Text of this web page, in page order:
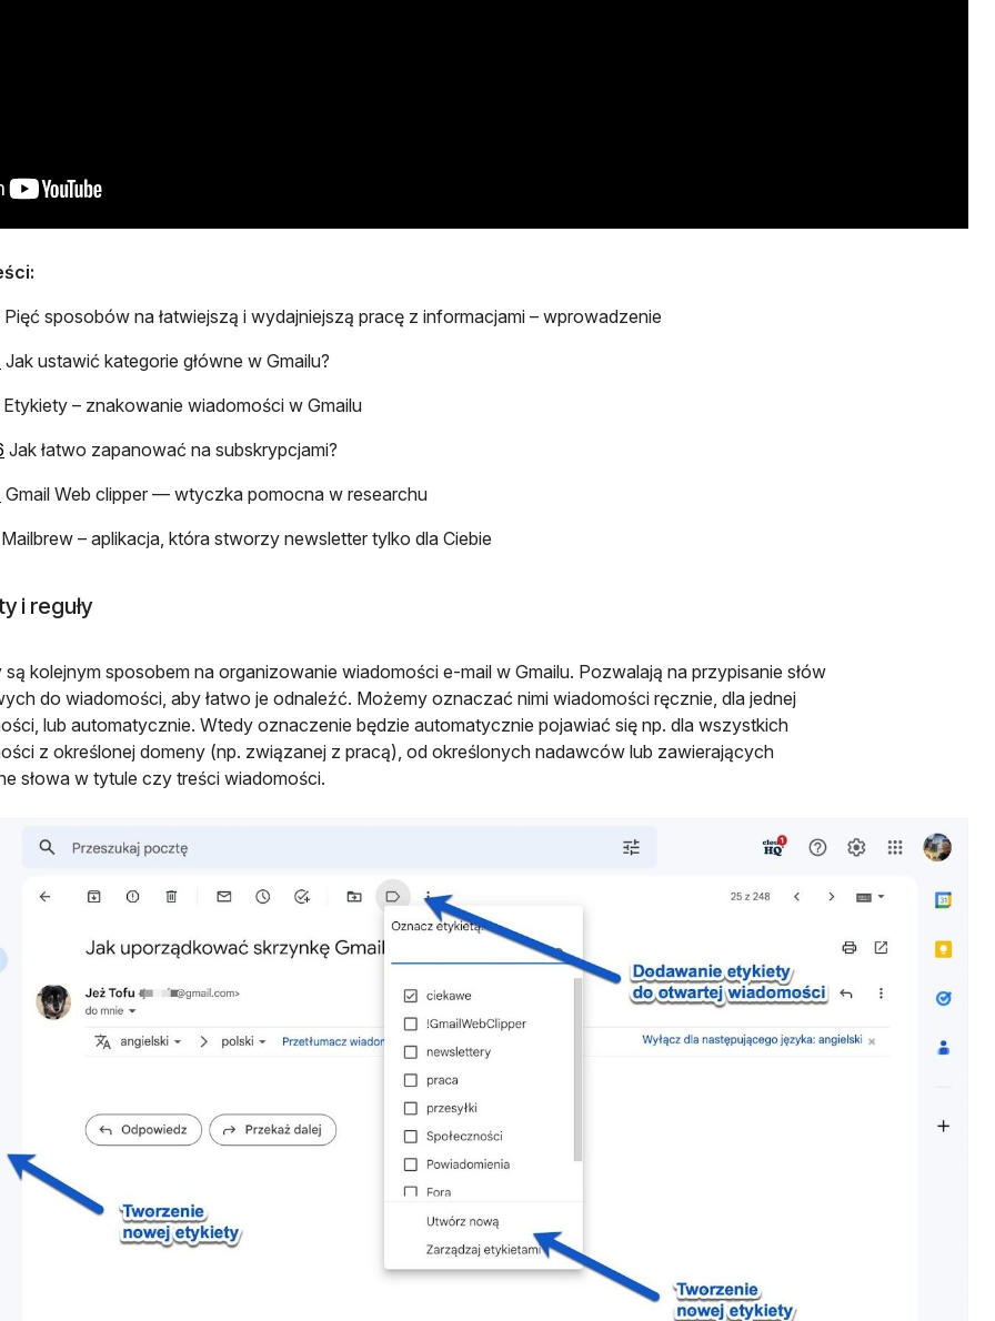
otwiera się w nowej karcie
Pięć sposobów na łatwiejszą i wydajniejszą pracę z informacjami – wprowadzenie
otwiera się w nowej karcie
Jak ustawić kategorie główne w Gmailu?
się w nowej karcie
Etykiety – znakowanie wiadomości w Gmailu
otwiera się w nowej karcie
Jak łatwo zapanować na subskrypcjami?
otwiera się w nowej karcie
Gmail Web clipper — wtyczka pomocna w researchu
się w nowej karcie
– aplikacja, która stworzy newsletter tylko dla Ciebie
i reguły
są kolejnym sposobem na organizowanie wiadomości e-mail w Gmailu. Pozwalają na przypisanie słów
do wiadomości, aby łatwo je odnaleźć. Możemy oznaczać nimi wiadomości ręcznie, dla jednej
lub automatycznie. Wtedy oznaczenie będzie automatycznie pojawiać się np. dla wszystkich
z określonej domeny (np. związanej z pracą), od określonych nadawców lub zawierających
słowa w tytule czy treści wiadomości.